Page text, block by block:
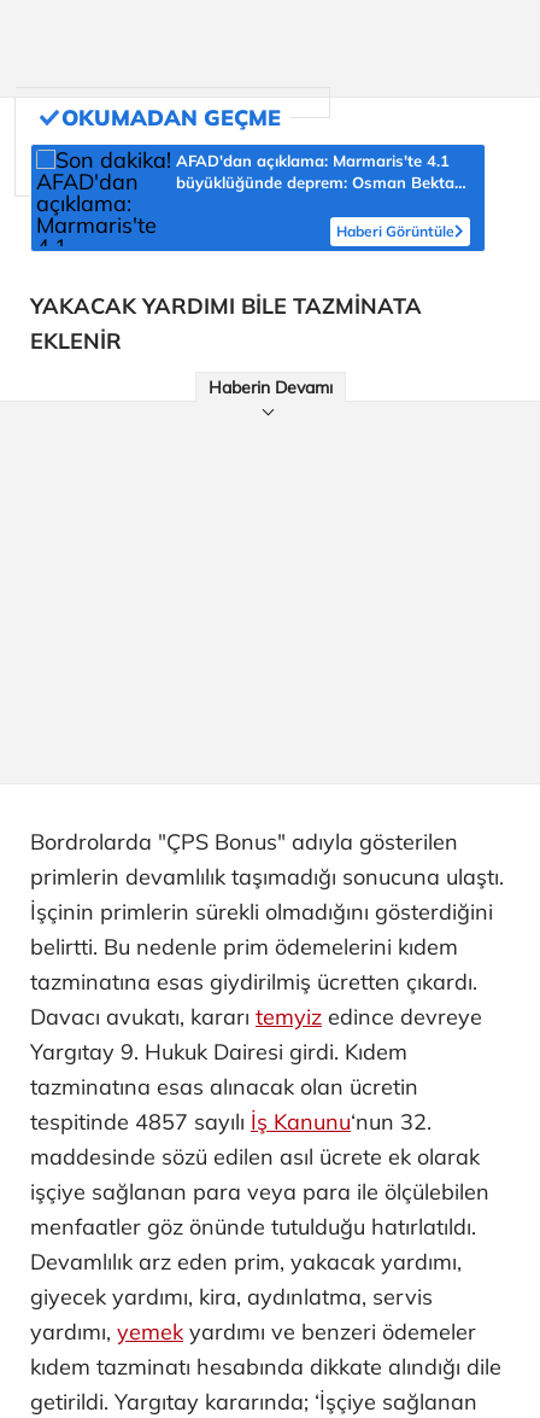
AFAD'dan açıklama: Marmaris'te 4.1
büyüklüğünde deprem: Osman Bektaş
Haberi Görüntüle
YAKACAK YARDIMI BİLE TAZMİNATA
EKLENİR
Haberin Devamı
Bordrolarda "ÇPS Bonus" adıyla gösterilen
primlerin devamlılık taşımadığı sonucuna ulaştı.
İşçinin primlerin sürekli olmadığını gösterdiğini
belirtti. Bu nedenle prim ödemelerini kıdem
tazminatına esas giydirilmiş ücretten çıkardı.
Davacı avukatı, kararı temyiz edince devreye
Yargıtay 9. Hukuk Dairesi girdi. Kıdem
tazminatına esas alınacak olan ücretin
tespitinde 4857 sayılı İş Kanunu‘nun 32.
maddesinde sözü edilen asıl ücrete ek olarak
işçiye sağlanan para veya para ile ölçülebilen
menfaatler göz önünde tutulduğu hatırlatıldı.
Devamlılık arz eden prim, yakacak yardımı,
giyecek yardımı, kira, aydınlatma, servis
yardımı, yemek yardımı ve benzeri ödemeler
kıdem tazminatı hesabında dikkate alındığı dile
getirildi. Yargıtay kararında; ‘İşçiye sağlanan